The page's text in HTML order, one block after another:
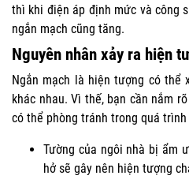
thì khi điện áp định mức và công
ngắn mạch cũng tăng.
Nguyên nhân xảy ra hiện
Ngắn mạch là hiện tượng có thể
khác nhau. Vì thế, bạn cần nắm
có thể phòng tránh trong quá
Tường của ngôi nhà bị ẩm
hở sẽ gây nên hiện tượng